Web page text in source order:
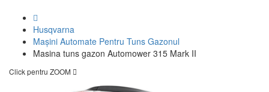
Husqvarna
Mașini Automate Pentru Tuns Gazonul
Masina tuns gazon Automower 315 Mark II
Click pentru ZOOM